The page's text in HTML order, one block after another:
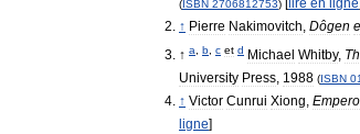
(ISBN 2706812753) [lire en ligne]
↑ Pierre Nakimovitch, Dôgen
↑ a b c et d Michael Whitby,
University Press, 1988 (ISBN
↑ Victor Cunrui Xiong,
ligne]